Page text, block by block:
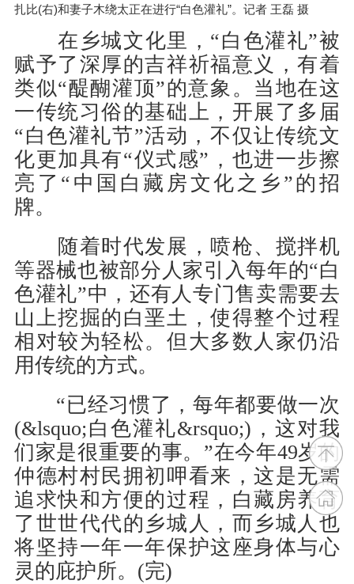
扎比(右)和妻子木绕太正在进行“白色灌礼”。记者 王磊 摄
在乡城文化里，“白色灌礼”被
赋予了深厚的吉祥祈福意义，有着
类似“醍醐灌顶”的意象。当地在这
一传统习俗的基础上，开展了多届
“白色灌礼节”活动，不仅让传统文
化更加具有“仪式感”，也进一步擦
亮了“中国白藏房文化之乡”的招
牌。
随着时代发展，喷枪、搅拌机
等器械也被部分人家引入每年的“白
色灌礼”中，还有人专门售卖需要去
山上挖掘的白垩土，使得整个过程
相对较为轻松。但大多数人家仍沿
用传统的方式。
“已经习惯了，每年都要做一次
(&lsquo;白色灌礼&rsquo;)，这对我
们家是很重要的事。”在今年49岁的
仲德村村民拥初呷看来，这是无需
追求快和方便的过程，白藏房养育
了世世代代的乡城人，而乡城人也
将坚持一年一年保护这座身体与心
灵的庇护所。(完)